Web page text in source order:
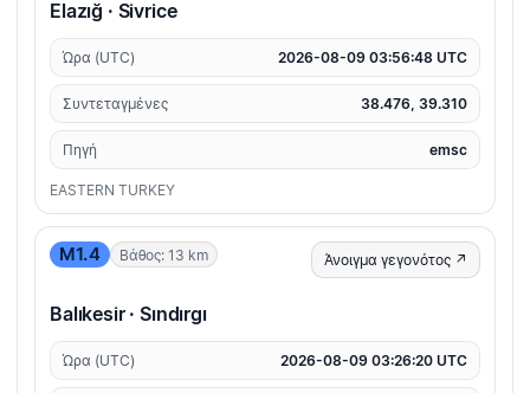
Elazığ · Sivrice
Ώρα (UTC) 2026-08-09 03:56:48 UTC
Συντεταγμένες 38.476, 39.310
Πηγή emsc
EASTERN TURKEY
M1.4 Βάθος: 13 km Άνοιγμα γεγονότος ↗
Balıkesir · Sındırgı
Ώρα (UTC) 2026-08-09 03:26:20 UTC